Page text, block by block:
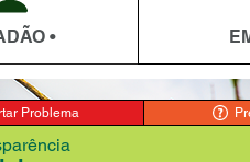
•
Problema